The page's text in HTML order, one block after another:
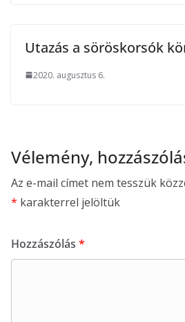
Utazás a söröskorsók
2020. augusztus 6.
Vélemény,
Az e-mail címet nem tesszük
* karakterrel jelöltük
Hozzászólás *